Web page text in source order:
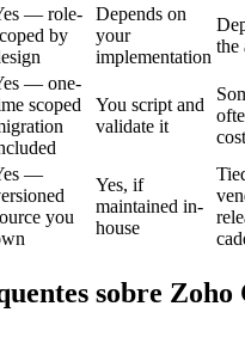
— role-
by
Depends on
your
implementation
the
— one-
scoped
You script and
validate it
cost
—
you
Yes, if
maintained in-
house
sobre Zoho